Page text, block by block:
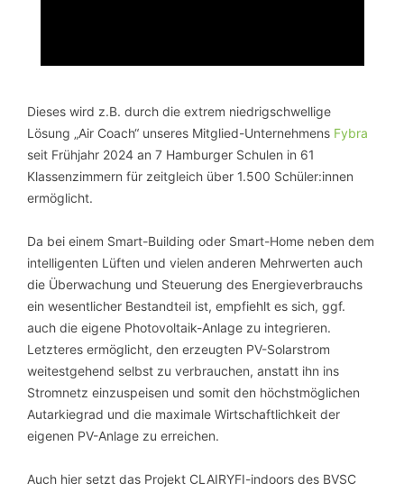
Dieses wird z.B. durch die extrem niedrigschwellige
Lösung „Air Coach“ unseres Mitglied-Unternehmens Fybra
seit Frühjahr 2024 an 7 Hamburger Schulen in 61
Klassenzimmern für zeitgleich über 1.500 Schüler:innen
ermöglicht.
Da bei einem Smart-Building oder Smart-Home neben dem
intelligenten Lüften und vielen anderen Mehrwerten auch
die Überwachung und Steuerung des Energieverbrauchs
ein wesentlicher Bestandteil ist, empfiehlt es sich, ggf.
auch die eigene Photovoltaik-Anlage zu integrieren.
Letzteres ermöglicht, den erzeugten PV-Solarstrom
weitestgehend selbst zu verbrauchen, anstatt ihn ins
Stromnetz einzuspeisen und somit den höchstmöglichen
Autarkiegrad und die maximale Wirtschaftlichkeit der
eigenen PV-Anlage zu erreichen.
Auch hier setzt das Projekt CLAIRYFI-indoors des BVSC